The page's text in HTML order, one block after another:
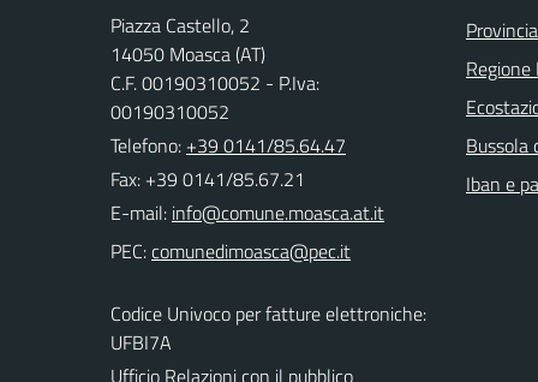
Piazza Castello, 2
14050 Moasca (AT)
C.F. 00190310052 - P.Iva:
00190310052
Telefono: +39 0141/85.64.47
Fax: +39 0141/85.67.21
E-mail:
PEC:
Codice Univoco per fatture elettroniche:
UFBI7A
Ufficio Relazioni con il pubblico
Bussola
Iban e